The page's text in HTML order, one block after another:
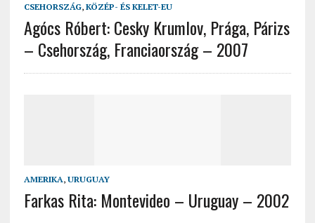
CSEHORSZÁG, KÖZÉP- ÉS KELET-EU
Agócs Róbert: Cesky Krumlov, Prága, Párizs
– Csehország, Franciaország – 2007
AMERIKA, URUGUAY
Farkas Rita: Montevideo – Uruguay – 2002